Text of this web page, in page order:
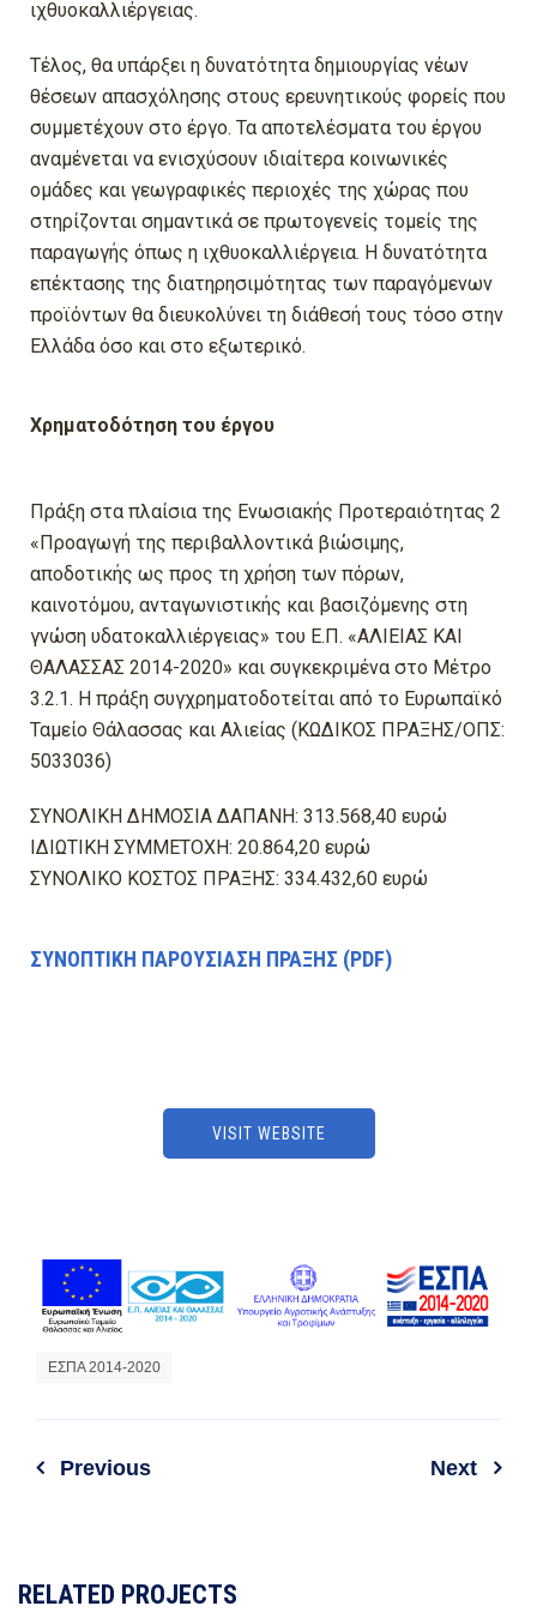
ιχθυοκαλλιέργειας.
Τέλος, θα υπάρξει η δυνατότητα δημιουργίας νέων
θέσεων απασχόλησης στους ερευνητικούς φορείς που
συμμετέχουν στο έργο. Τα αποτελέσματα του έργου
αναμένεται να ενισχύσουν ιδιαίτερα κοινωνικές
ομάδες και γεωγραφικές περιοχές της χώρας που
στηρίζονται σημαντικά σε πρωτογενείς τομείς της
παραγωγής όπως η ιχθυοκαλλιέργεια. Η δυνατότητα
επέκτασης της διατηρησιμότητας των παραγόμενων
προϊόντων θα διευκολύνει τη διάθεσή τους τόσο στην
Ελλάδα όσο και στο εξωτερικό.
Χρηματοδότηση του έργου
Πράξη στα πλαίσια της Ενωσιακής Προτεραιότητας 2
«Προαγωγή της περιβαλλοντικά βιώσιμης,
αποδοτικής ως προς τη χρήση των πόρων,
καινοτόμου, ανταγωνιστικής και βασιζόμενης στη
γνώση υδατοκαλλιέργειας» του Ε.Π. «ΑΛΙΕΙΑΣ ΚΑΙ
ΘΑΛΑΣΣΑΣ 2014-2020» και συγκεκριμένα στο Μέτρο
3.2.1. Η πράξη συγχρηματοδοτείται από το Ευρωπαϊκό
Ταμείο Θάλασσας και Αλιείας (ΚΩΔΙΚΟΣ ΠΡΑΞΗΣ/ΟΠΣ:
5033036)
ΣΥΝΟΛΙΚΗ ΔΗΜΟΣΙΑ ΔΑΠΑΝΗ: 313.568,40 ευρώ
ΙΔΙΩΤΙΚΗ ΣΥΜΜΕΤΟΧΗ: 20.864,20 ευρώ
ΣΥΝΟΛΙΚΟ ΚΟΣΤΟΣ ΠΡΑΞΗΣ: 334.432,60 ευρώ
ΣΥΝΟΠΤΙΚΗ ΠΑΡΟΥΣΙΑΣΗ ΠΡΑΞΗΣ (PDF)
VISIT WEBSITE
ΕΣΠΑ 2014-2020
Previous Next
RELATED PROJECTS